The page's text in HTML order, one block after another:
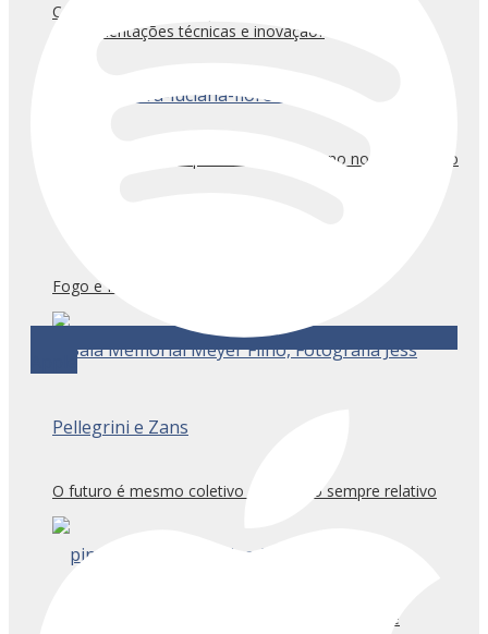
CASACOR/SC Florianópolis: Caminhos para
experimentações técnicas e inovação?
Há um futuro na arquitetura que mora no nosso passado
Fogo e Imagem
O futuro é mesmo coletivo e o tempo sempre relativo
“Entre o mergulho e a distância”: a pintura resiste